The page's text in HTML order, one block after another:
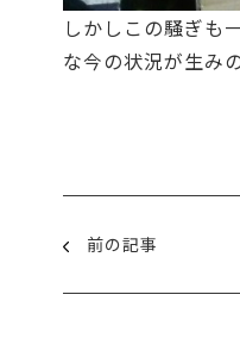
しかしこの騒ぎも
な今の状況が生み
前の記事